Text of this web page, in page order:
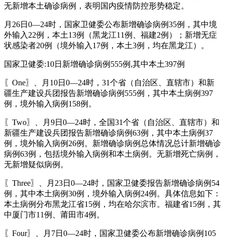
无新增本土确诊病例，表明国内疫情防控形势稳定。
月26日0—24时，国家卫健委公布新增确诊病例35例，其中境
外输入22例，本土13例（黑龙江11例、福建2例）；新增无症
状感染者20例（境外输入17例，本土3例，均在黑龙江）。
国家卫健委:10日新增确诊病例555例,其中本土397例
〖One〗、月10日0—24时，31个省（自治区、直辖市）和新
疆生产建设兵团报告新增确诊病例555例，其中本土病例397
例，境外输入病例158例。
〖Two〗、月9日0—24时，全国31个省（自治区、直辖市）和
新疆生产建设兵团报告新增确诊病例63例，其中本土病例37
例，境外输入病例26例。新增确诊病例总体情况总计新增确诊
病例63例，包括境外输入病例和本土病例。无新增死亡病例，
无新增疑似病例。
〖Three〗、月23日0—24时，国家卫健委报告新增确诊病例54
例，其中本土病例30例，境外输入病例24例。具体信息如下：
本土病例分布黑龙江省15例，均在哈尔滨市。福建省15例，其
中厦门市11例、莆田市4例。
〖Four〗、月7日0—24时，国家卫健委公布新增确诊病例105